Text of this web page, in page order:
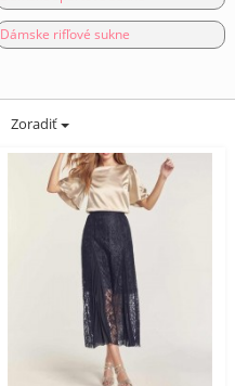
Dámske rifľové sukne
Zoradiť